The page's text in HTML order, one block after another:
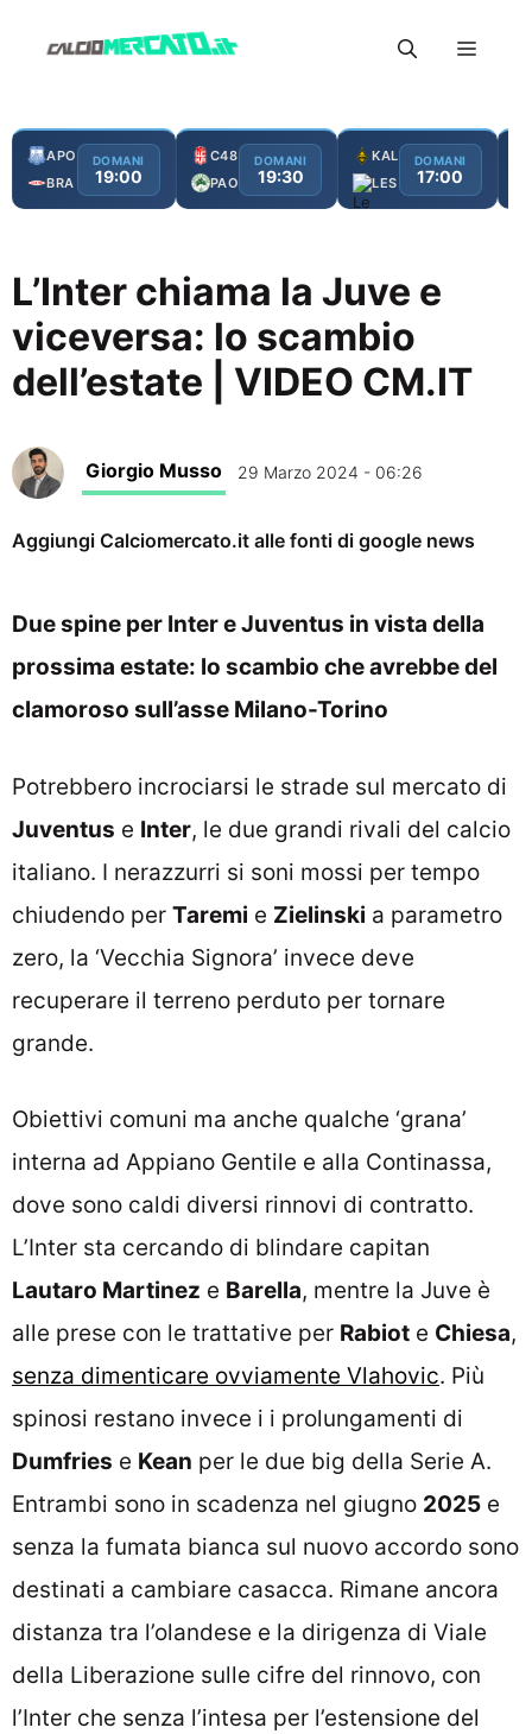
Menu
APO
BRA
DOMANI
19:00
C48
PAO
DOMANI
19:30
KAL
LES
DOMANI
17:00
L’Inter chiama la Juve e
viceversa: lo scambio
dell’estate | VIDEO CM.IT
Giorgio Musso 29 Marzo 2024 - 06:26
Aggiungi Calciomercato.it alle fonti di google news
Due spine per Inter e Juventus in vista della
prossima estate: lo scambio che avrebbe del
clamoroso sull’asse Milano-Torino
Potrebbero incrociarsi le strade sul mercato di
Juventus e Inter, le due grandi rivali del calcio
italiano. I nerazzurri si soni mossi per tempo
chiudendo per Taremi e Zielinski a parametro
zero, la ‘Vecchia Signora’ invece deve
recuperare il terreno perduto per tornare
grande.
Obiettivi comuni ma anche qualche ‘grana’
interna ad Appiano Gentile e alla Continassa,
dove sono caldi diversi rinnovi di contratto.
L’Inter sta cercando di blindare capitan
Lautaro Martinez e Barella, mentre la Juve è
alle prese con le trattative per Rabiot e Chiesa,
senza dimenticare ovviamente Vlahovic. Più
spinosi restano invece i i prolungamenti di
Dumfries e Kean per le due big della Serie A.
Entrambi sono in scadenza nel giugno 2025 e
senza la fumata bianca sul nuovo accordo sono
destinati a cambiare casacca. Rimane ancora
distanza tra l’olandese e la dirigenza di Viale
della Liberazione sulle cifre del rinnovo, con
l’Inter che senza l’intesa per l’estensione del